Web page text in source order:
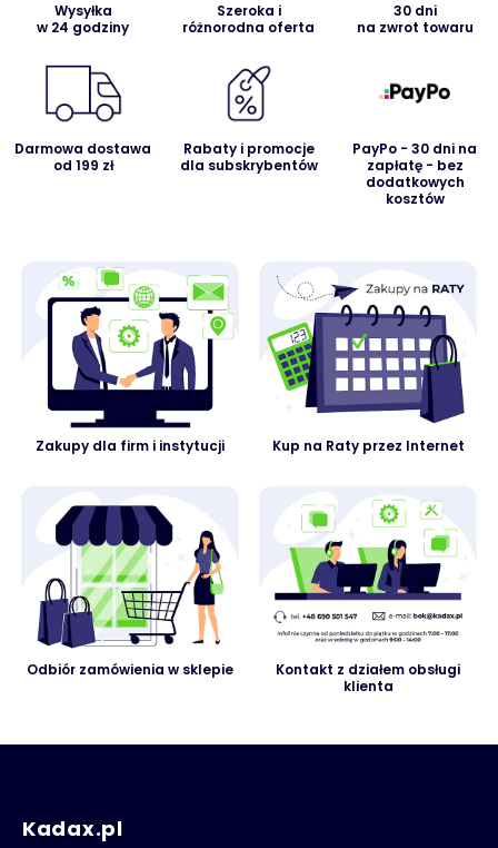
Wysyłka
w 24 godziny
Szeroka i
różnorodna oferta
30 dni
na zwrot towaru
Darmowa dostawa
od 199 zł
Rabaty i promocje
dla subskrybentów
PayPo - 30 dni na
zapłatę - bez
dodatkowych
kosztów
Zakupy dla firm i instytucji Kup na Raty przez Internet
Odbiór zamówienia w sklepie
Kontakt z działem obsługi
klienta
Kadax.pl